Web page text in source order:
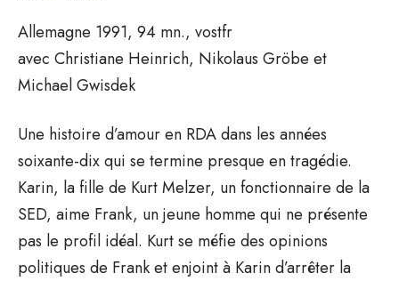
Allemagne 1991, 94 mn., vostfr
avec Christiane Heinrich, Nikolaus Gröbe et
Michael Gwisdek
Une histoire d’amour en RDA dans les années
soixante-dix qui se termine presque en tragédie.
Karin, la fille de Kurt Melzer, un fonctionnaire de la
SED, aime Frank, un jeune homme qui ne présente
pas le profil idéal. Kurt se méfie des opinions
politiques de Frank et enjoint à Karin d’arrêter la